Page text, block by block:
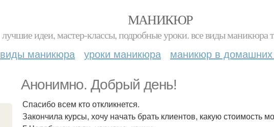
МАНИКЮР
лучшие идеи, мастер-классы, подробные уроки. все виды маникюра
виды маникюра уроки маникюра маникюр в домашних
Анонимно. Добрый день!
Спасибо всем кто откликнется.
Закончила курсы, хочу начать брать клиентов, какую стоимость